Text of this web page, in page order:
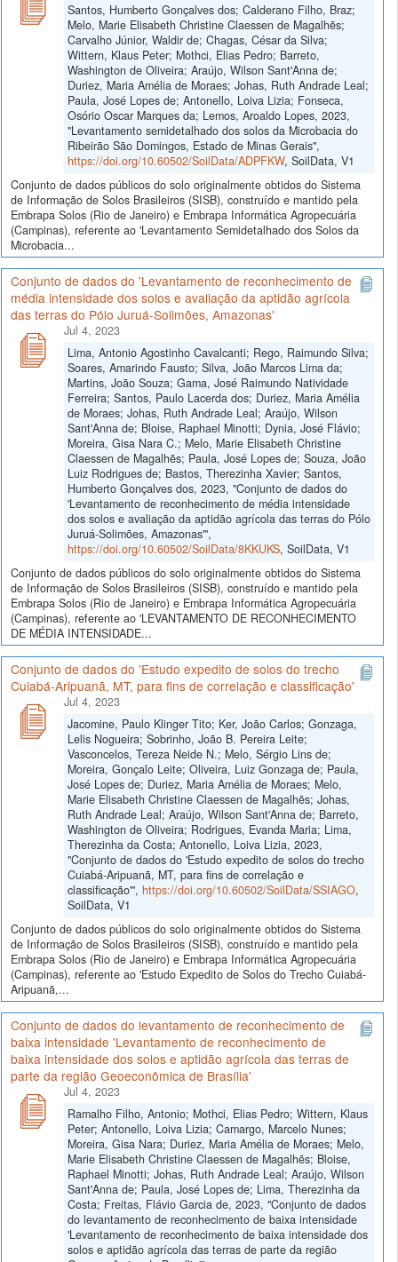
Santos, Humberto Gonçalves dos; Calderano Filho, Braz;
Melo, Marie Elisabeth Christine Claessen de Magalhẽs;
Carvalho Júnior, Waldir de; Chagas, César da Silva;
Wittern, Klaus Peter; Mothci, Elias Pedro; Barreto,
Washington de Oliveira; Araújo, Wilson Sant'Anna de;
Duriez, Maria Amélia de Moraes; Johas, Ruth Andrade Leal;
Paula, José Lopes de; Antonello, Loiva Lizia; Fonseca,
Osório Oscar Marques da; Lemos, Aroaldo Lopes, 2023,
"Levantamento semidetalhado dos solos da Microbacia do
Ribeirão São Domingos, Estado de Minas Gerais",
https://doi.org/10.60502/SoilData/ADPFKW, SoilData, V1
Conjunto de dados públicos do solo originalmente obtidos do Sistema
de Informação de Solos Brasileiros (SISB), construído e mantido pela
Embrapa Solos (Rio de Janeiro) e Embrapa Informática Agropecuária
(Campinas), referente ao 'Levantamento Semidetalhado dos Solos da
Microbacia...
Conjunto de dados do 'Levantamento de reconhecimento de
média intensidade dos solos e avaliação da aptidão agrícola
das terras do Pólo Juruá-Solimões, Amazonas'
Jul 4, 2023
Lima, Antonio Agostinho Cavalcanti; Rego, Raimundo Silva;
Soares, Amarindo Fausto; Silva, João Marcos Lima da;
Martins, João Souza; Gama, José Raimundo Natividade
Ferreira; Santos, Paulo Lacerda dos; Duriez, Maria Amélia
de Moraes; Johas, Ruth Andrade Leal; Araújo, Wilson
Sant'Anna de; Bloise, Raphael Minotti; Dynia, José Flávio;
Moreira, Gisa Nara C.; Melo, Marie Elisabeth Christine
Claessen de Magalhẽs; Paula, José Lopes de; Souza, João
Luiz Rodrigues de; Bastos, Therezinha Xavier; Santos,
Humberto Gonçalves dos, 2023, "Conjunto de dados do
'Levantamento de reconhecimento de média intensidade
dos solos e avaliação da aptidão agrícola das terras do Pólo
Juruá-Solimões, Amazonas'",
https://doi.org/10.60502/SoilData/8KKUKS, SoilData, V1
Conjunto de dados públicos do solo originalmente obtidos do Sistema
de Informação de Solos Brasileiros (SISB), construído e mantido pela
Embrapa Solos (Rio de Janeiro) e Embrapa Informática Agropecuária
(Campinas), referente ao 'LEVANTAMENTO DE RECONHECIMENTO
DE MÉDIA INTENSIDADE...
Conjunto de dados do 'Estudo expedito de solos do trecho
Cuiabá-Aripuanã, MT, para fins de correlação e classificação'
Jul 4, 2023
Jacomine, Paulo Klinger Tito; Ker, João Carlos; Gonzaga,
Lelis Nogueira; Sobrinho, João B. Pereira Leite;
Vasconcelos, Tereza Neide N.; Melo, Sérgio Lins de;
Moreira, Gonçalo Leite; Oliveira, Luiz Gonzaga de; Paula,
José Lopes de; Duriez, Maria Amélia de Moraes; Melo,
Marie Elisabeth Christine Claessen de Magalhẽs; Johas,
Ruth Andrade Leal; Araújo, Wilson Sant'Anna de; Barreto,
Washington de Oliveira; Rodrigues, Evanda Maria; Lima,
Therezinha da Costa; Antonello, Loiva Lizia, 2023,
"Conjunto de dados do 'Estudo expedito de solos do trecho
Cuiabá-Aripuanã, MT, para fins de correlação e
classificação'", https://doi.org/10.60502/SoilData/SSIAGO,
SoilData, V1
Conjunto de dados públicos do solo originalmente obtidos do Sistema
de Informação de Solos Brasileiros (SISB), construído e mantido pela
Embrapa Solos (Rio de Janeiro) e Embrapa Informática Agropecuária
(Campinas), referente ao 'Estudo Expedito de Solos do Trecho Cuiabá-
Aripuanã,...
Conjunto de dados do levantamento de reconhecimento de
baixa intensidade 'Levantamento de reconhecimento de
baixa intensidade dos solos e aptidão agrícola das terras de
parte da região Geoeconômica de Brasília'
Jul 4, 2023
Ramalho Filho, Antonio; Mothci, Elias Pedro; Wittern, Klaus
Peter; Antonello, Loiva Lizia; Camargo, Marcelo Nunes;
Moreira, Gisa Nara; Duriez, Maria Amélia de Moraes; Melo,
Marie Elisabeth Christine Claessen de Magalhẽs; Bloise,
Raphael Minotti; Johas, Ruth Andrade Leal; Araújo, Wilson
Sant'Anna de; Paula, José Lopes de; Lima, Therezinha da
Costa; Freitas, Flávio Garcia de, 2023, "Conjunto de dados
do levantamento de reconhecimento de baixa intensidade
'Levantamento de reconhecimento de baixa intensidade dos
solos e aptidão agrícola das terras de parte da região